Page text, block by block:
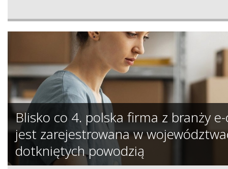
Blisko co 4. polska firma z branży
jest zarejestrowana w
dotkniętych powodzią